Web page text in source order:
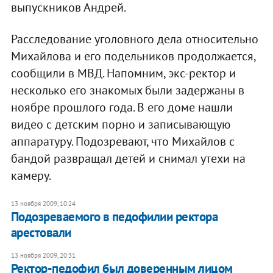
выпускников Андрей.
Расследование уголовного дела относительно
Михайлова и его подельников продолжается,
сообщили в МВД. Напомним, экс-ректор и
несколько его знакомых были задержаны в
ноябре прошлого года. В его доме нашли
видео с детским порно и записывающую
аппаратуру. Подозревают, что Михайлов с
бандой развращал детей и снимал утехи на
камеру.
13 ноября 2009, 10:24
Подозреваемого в педофилии ректора
арестовали
13 ноября 2009, 20:31
Ректор-педофил был доверенным лицом